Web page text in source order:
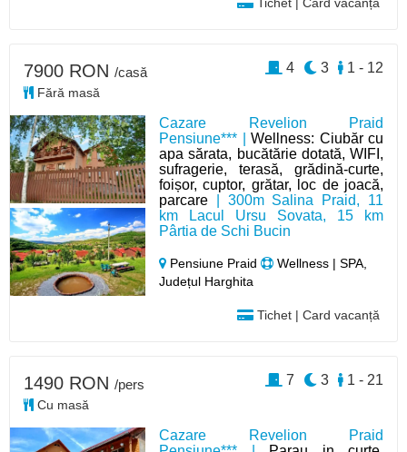
Cazare Revelion Praid
Pensiune*** |Wellness: Ciubăr cu
apa sărata, bucătărie dotată, WIFI,
sufragerie, terasă, grădină-curte,
foișor, cuptor, grătar, loc de joacă,
parcare | 300m Salina Praid, 11
km Lacul Ursu Sovata, 15 km
Pârtia de Schi Bucin
Pensiune Praid
Wellness | SPA,
Județul Harghita
Tichet | Card vacanță
7900 RON /casă
Fără masă
1 - 12
3
4
Cazare Revelion Praid
1490 RON /pers
Cu masă
1 - 21
3
7